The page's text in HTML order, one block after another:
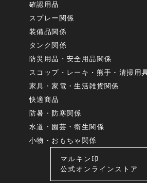
確認用品
スプレー関係
装備品関係
タンク関係
防災用品・安全用品関係
スコップ・レーキ・熊手・清掃用
家具・家電・生活雑貨関係
快適商品
防暑・防寒関係
水道・園芸・衛生関係
小物・おもちゃ関係
マルキン印
公式オンラインストア